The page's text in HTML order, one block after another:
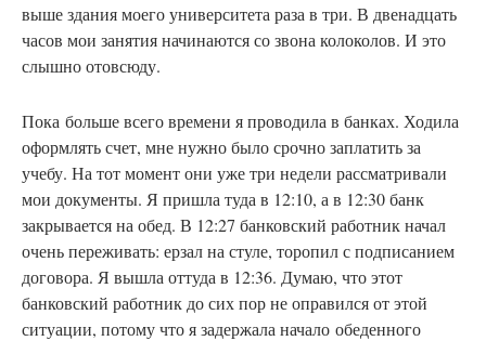
выше здания моего университета раза в три. В двенадцать
часов мои занятия начинаются со звона колоколов. И это
слышно отовсюду.
Пока больше всего времени я проводила в банках. Ходила
оформлять счет, мне нужно было срочно заплатить за
учебу. На тот момент они уже три недели рассматривали
мои документы. Я пришла туда в 12:10, а в 12:30 банк
закрывается на обед. В 12:27 банковский работник начал
очень переживать: ерзал на стуле, торопил с подписанием
договора. Я вышла оттуда в 12:36. Думаю, что этот
банковский работник до сих пор не оправился от этой
ситуации, потому что я задержала начало обеденного